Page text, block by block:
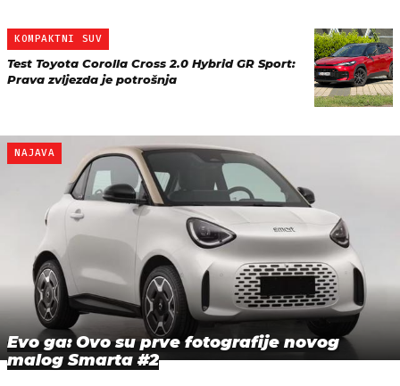
KOMPAKTNI SUV
Test Toyota Corolla Cross 2.0 Hybrid GR Sport:
Prava zvijezda je potrošnja
NAJAVA
Evo ga: Ovo su prve fotografije novog
malog Smarta #2